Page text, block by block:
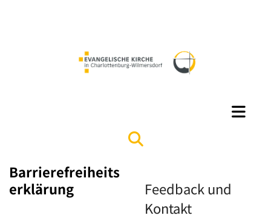
Barrierefreiheits
erklärung
Feedback und
Kontakt